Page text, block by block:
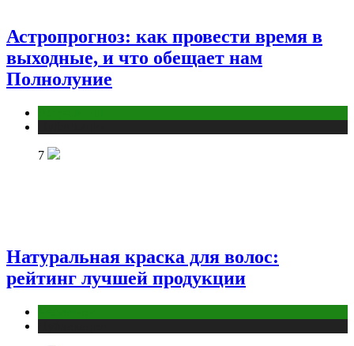
Астропрогноз: как провести время в
выходные, и что обещает нам
Полнолуние
7
Натуральная краска для волос:
рейтинг лучшей продукции